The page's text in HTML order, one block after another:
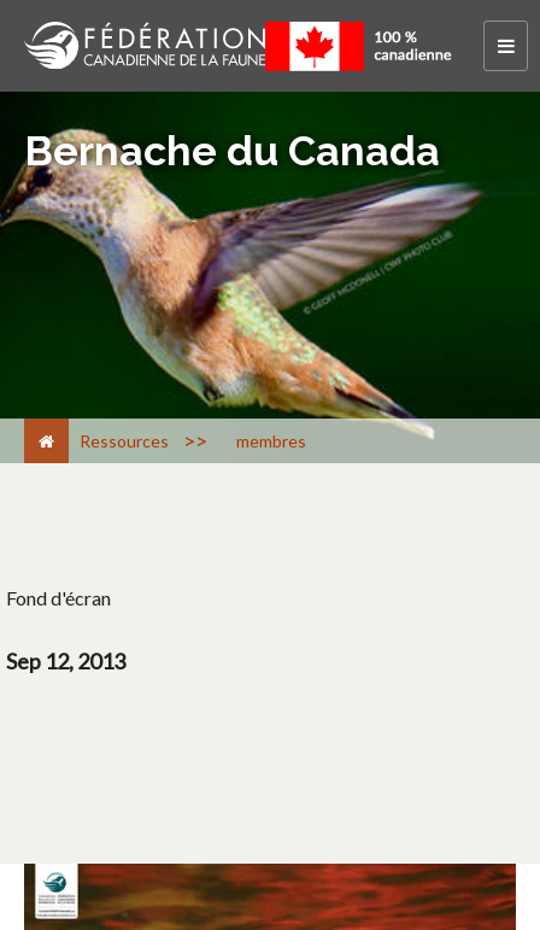
Bernache du Canada
Ressources > membres
Fond d'écran
Sep 12, 2013